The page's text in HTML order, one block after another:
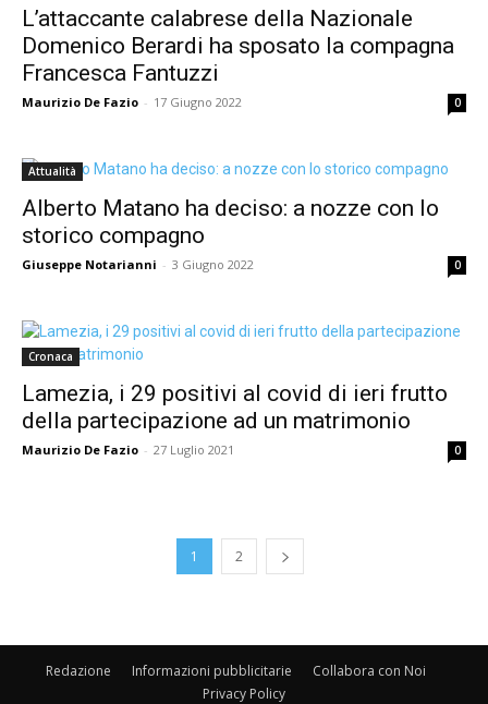
L’attaccante calabrese della Nazionale
Domenico Berardi ha sposato la compagna
Francesca Fantuzzi
Maurizio De Fazio - 17 Giugno 2022 0
Attualità
Alberto Matano ha deciso: a nozze con lo
storico compagno
Giuseppe Notarianni - 3 Giugno 2022 0
Cronaca
Lamezia, i 29 positivi al covid di ieri frutto
della partecipazione ad un matrimonio
Maurizio De Fazio - 27 Luglio 2021 0
1 2
Redazione Informazioni pubblicitarie
Collabora con Noi
Privacy Policy